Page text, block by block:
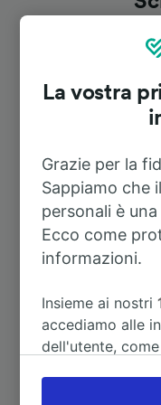
A Francoforte
centrale)
A Augsburg Hbf
(m) lunga
A Hildesheim
La vostra
Grazie per la
Sappiamo che
personali è
Ecco come
informazioni.
Insieme ai nostri
accediamo alle
dell'utente,
accettare o